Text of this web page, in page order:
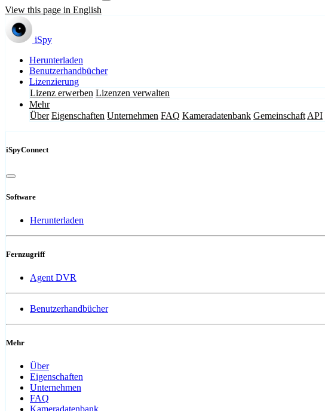
View this page in English
iSpy
Herunterladen
Benutzerhandbücher
Lizenzierung
Lizenz erwerben Lizenzen verwalten
Mehr
Über Eigenschaften Unternehmen FAQ Kameradatenbank Gemeinschaft API
iSpyConnect
Software
Herunterladen
Fernzugriff
Agent DVR
Benutzerhandbücher
Mehr
Über
Eigenschaften
Unternehmen
FAQ